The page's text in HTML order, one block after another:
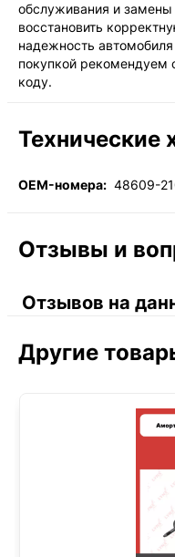
обслуживания и замены
восстановить
надежность
покупкой рекомендуем
коду.
Технические
OEM-номера: 48609-
Отзывы и
Отзывов на
Другие